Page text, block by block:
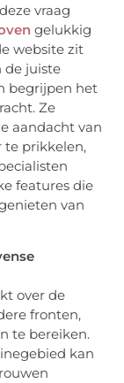
vraag
gelukkig
website zit
de juiste
begrijpen het
Ze
aandacht van
te prikkelen,
features die
van
over de
fronten,
te bereiken.
kan